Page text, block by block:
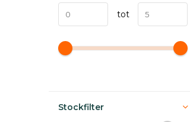
tot
Stockfilter